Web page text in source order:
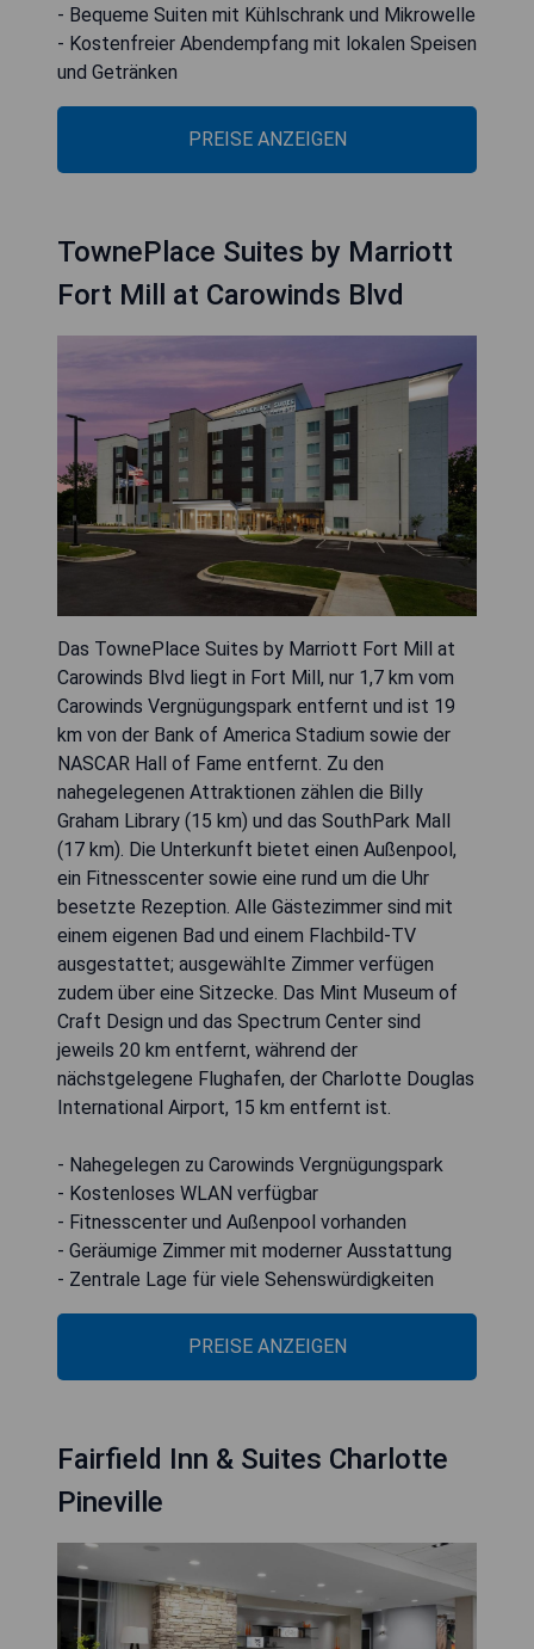
- Bequeme Suiten mit Kühlschrank und Mikrowelle
- Kostenfreier Abendempfang mit lokalen Speisen
und Getränken
PREISE ANZEIGEN
TownePlace Suites by Marriott
Fort Mill at Carowinds Blvd
Das TownePlace Suites by Marriott Fort Mill at
Carowinds Blvd liegt in Fort Mill, nur 1,7 km vom
Carowinds Vergnügungspark entfernt und ist 19
km von der Bank of America Stadium sowie der
NASCAR Hall of Fame entfernt. Zu den
nahegelegenen Attraktionen zählen die Billy
Graham Library (15 km) und das SouthPark Mall
(17 km). Die Unterkunft bietet einen Außenpool,
ein Fitnesscenter sowie eine rund um die Uhr
besetzte Rezeption. Alle Gästezimmer sind mit
einem eigenen Bad und einem Flachbild-TV
ausgestattet; ausgewählte Zimmer verfügen
zudem über eine Sitzecke. Das Mint Museum of
Craft Design und das Spectrum Center sind
jeweils 20 km entfernt, während der
nächstgelegene Flughafen, der Charlotte Douglas
International Airport, 15 km entfernt ist.
- Nahegelegen zu Carowinds Vergnügungspark
- Kostenloses WLAN verfügbar
- Fitnesscenter und Außenpool vorhanden
- Geräumige Zimmer mit moderner Ausstattung
- Zentrale Lage für viele Sehenswürdigkeiten
PREISE ANZEIGEN
Fairfield Inn & Suites Charlotte
Pineville